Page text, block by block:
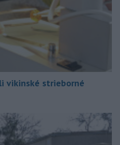
vikinské strieborné